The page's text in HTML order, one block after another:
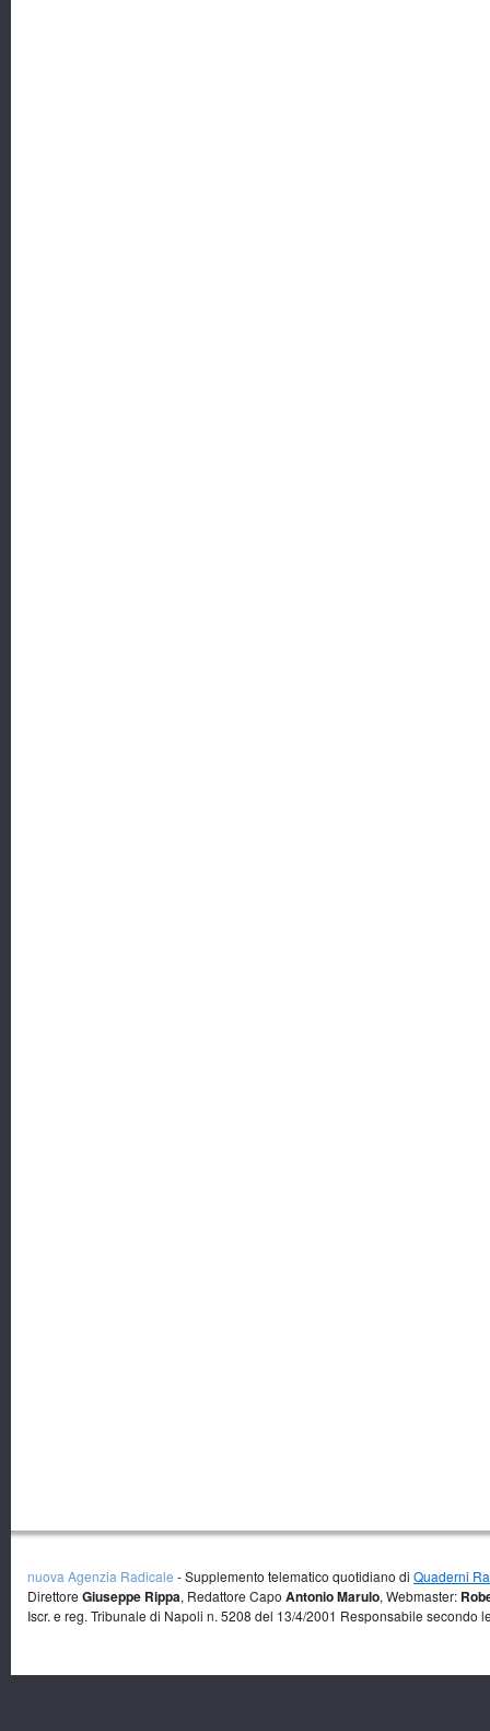
nuova Agenzia Radicale - Supplemento telematico quotidiano di Quaderni
Direttore Giuseppe Rippa, Redattore Capo Antonio Marulo, Webmaster:
Iscr. e reg. Tribunale di Napoli n. 5208 del 13/4/2001 Responsabile secondo